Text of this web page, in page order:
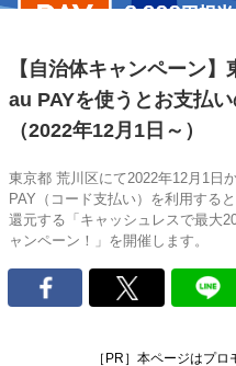
【自治体キャンペーン
au PAYを使うとお支払
（2022年12月1日～）
東京都 荒川区にて2022年12月1日
PAY（コード支払い）を利用する
還元する「キャッシュレスで最大
ャンペーン！」を開催します。
［PR］本ページはプ